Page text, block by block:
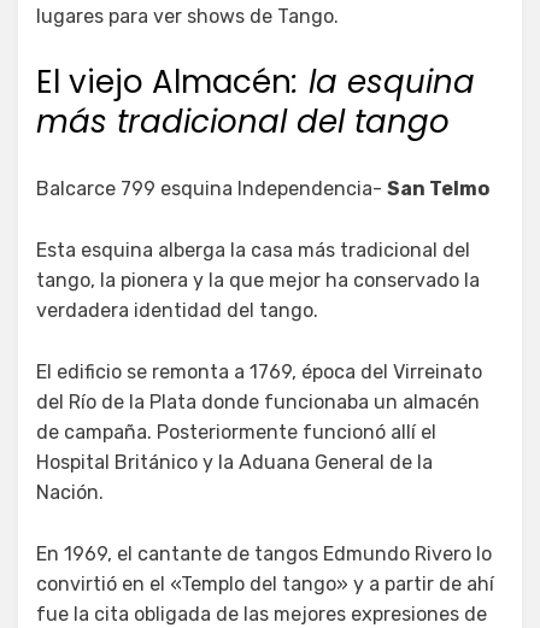
lugares para ver shows de Tango.
El viejo Almacén: la esquina
más tradicional del tango
Balcarce 799 esquina Independencia- San Telmo
Esta esquina alberga la casa más tradicional del
tango, la pionera y la que mejor ha conservado la
verdadera identidad del tango.
El edificio se remonta a 1769, época del Virreinato
del Río de la Plata donde funcionaba un almacén
de campaña. Posteriormente funcionó allí el
Hospital Británico y la Aduana General de la
Nación.
En 1969, el cantante de tangos Edmundo Rivero lo
convirtió en el «Templo del tango» y a partir de ahí
fue la cita obligada de las mejores expresiones de